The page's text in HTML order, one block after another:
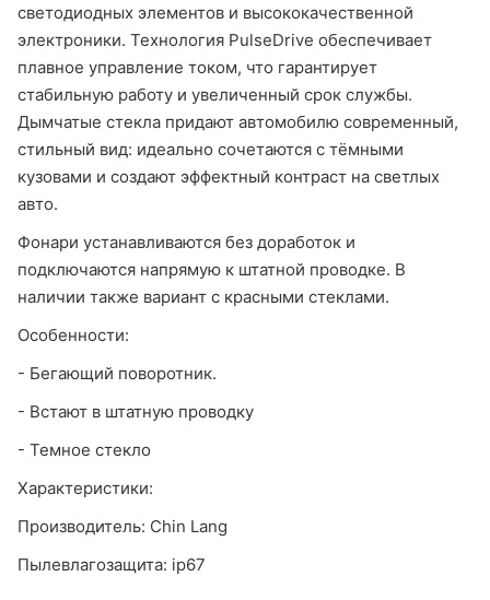
светодиодных элементов и высококачественной
электроники. Технология PulseDrive обеспечивает
плавное управление током, что гарантирует
стабильную работу и увеличенный срок службы.
Дымчатые стекла придают автомобилю современный,
стильный вид: идеально сочетаются с тёмными
кузовами и создают эффектный контраст на светлых
авто.
Фонари устанавливаются без доработок и
подключаются напрямую к штатной проводке. В
наличии также вариант с красными стеклами.
Особенности:
- Бегающий поворотник.
- Встают в штатную проводку
- Темное стекло
Характеристики:
Производитель: Chin Lang
Пылевлагозащита: ip67